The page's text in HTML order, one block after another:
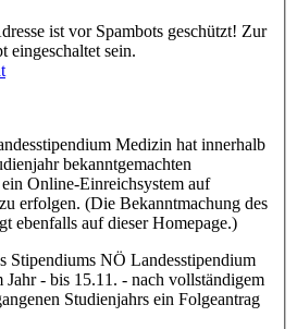
ist vor Spambots geschützt! Zur
eingeschaltet sein.
Medizin hat innerhalb
bekanntgemachten
Online-Einreichsystem auf
erfolgen. (Die Bekanntmachung des
ebenfalls auf dieser Homepage.)
Stipendiums NÖ Landesstipendium
- bis 15.11. - nach vollständigem
Studienjahrs ein Folgeantrag